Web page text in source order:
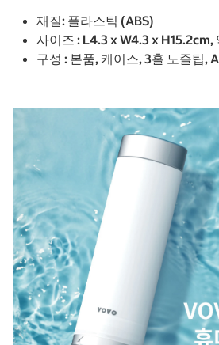
재질: 플라스틱 (ABS)
사이즈 : L4.3 x W4.3 x H15.2cm,
구성 : 본품, 케이스, 3홀 노즐팁,